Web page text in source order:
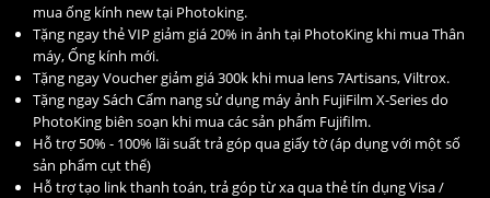
mua ống kính new tại Photoking.
Tặng ngay thẻ VIP giảm giá 20% in ảnh tại PhotoKing khi mua Thân
máy, Ống kính mới.
Tặng ngay Voucher giảm giá 300k khi mua lens 7Artisans, Viltrox.
Tặng ngay Sách Cẩm nang sử dụng máy ảnh FujiFilm X-Series do
PhotoKing biên soạn khi mua các sản phẩm Fujifilm.
Hỗ trợ 50% - 100% lãi suất trả góp qua giấy tờ (áp dụng với một số
sản phẩm cụt thể)
Hỗ trợ tạo link thanh toán, trả góp từ xa qua thẻ tín dụng Visa /